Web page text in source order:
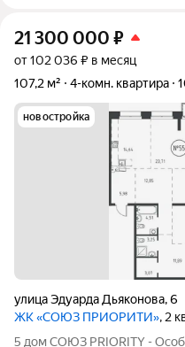
21 300 000 ₽
от 102 036 ₽ в месяц
107,2 м²
4-комн. квартира
новостройка
улица Эдуарда Дьяконова,6
ЖК «СОЮЗ ПРИОРИТИ», 2
5 дом СОЮЗ PRIORITY -